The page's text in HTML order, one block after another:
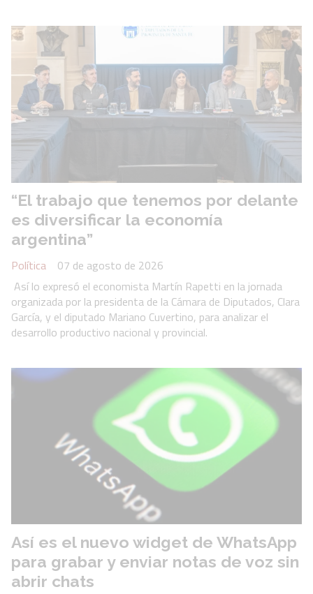
“El trabajo que tenemos por delante
es diversificar la economía
argentina”
Política
07 de agosto de 2026
Así lo expresó el economista Martín Rapetti en la jornada
organizada por la presidenta de la Cámara de Diputados, Clara
García, y el diputado Mariano Cuvertino, para analizar el
desarrollo productivo nacional y provincial.
Así es el nuevo widget de WhatsApp
para grabar y enviar notas de voz sin
abrir chats